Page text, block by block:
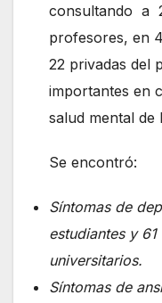
consultando a
profesores, en
22 privadas del
importantes en
salud mental de
Se encontró:
Síntomas de
estudiantes y
universitarios.
Síntomas de